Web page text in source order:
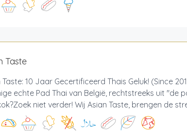
Taste
Taste: 10 Jaar Gecertificeerd Thais Geluk! (Since
echte Pad Thai van België, rechtstreeks uit "de
niet verder! Wij Asian Taste, brengen de